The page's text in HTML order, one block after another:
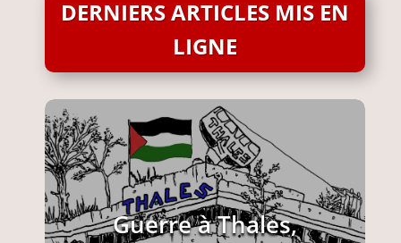
DERNIERS ARTICLES MIS EN
LIGNE
Guerre à Thales,